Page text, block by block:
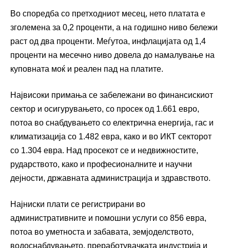
Во споредба со претходниот месец, нето платата е
зголемена за 0,2 проценти, а на годишно ниво бележи
раст од два проценти. Меѓутоа, инфлацијата од 1,4
проценти на месечно ниво довела до намалување на
куповната моќ и реален пад на платите.
Највисоки примања се забележани во финансискиот
сектор и осигурувањето, со просек од 1.661 евро,
потоа во снабдувањето со електрична енергија, гас и
климатизација со 1.482 евра, како и во ИКТ секторот
со 1.304 евра. Над просекот се и недвижностите,
рударството, како и професионалните и научни
дејности, државната администрација и здравството.
Најниски плати се регистрирани во
административните и помошни услуги со 856 евра,
потоа во уметноста и забавата, земјоделството,
водоснабдувањето, преработувачката индустрија и